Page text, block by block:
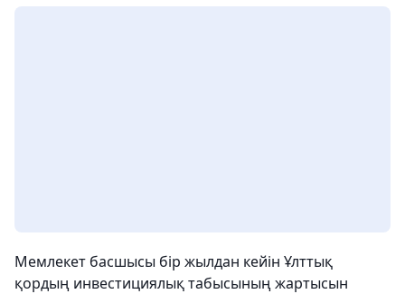
Мемлекет басшысы бір жылдан кейін Ұлттық
қордың инвестициялық табысының жартысын